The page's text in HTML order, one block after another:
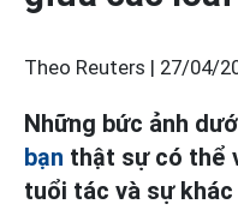
Theo Reuters | 27/04/
Những bức ảnh
bạn thật sự có thể
tuổi tác và sự